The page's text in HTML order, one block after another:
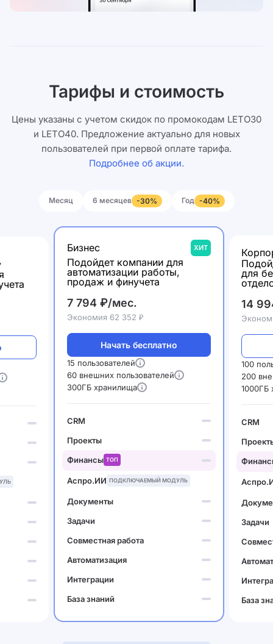
Тарифы и стоимость
Цены указаны с учетом скидок по промокодам LETO30
и LETO40. Предложение актуально для новых
пользователей при первой оплате тарифа.
Подробнее об акции.
Месяц 6 месяцев -30% Год -40%
Бизнес ХИТ
Подойдет компании для
автоматизации работы,
продаж и финучета
7 794 ₽/мес.
Экономия 62 352 ₽
Начать бесплатно
15 пользователей
60 внешних пользователей
300ГБ хранилища
CRM
Проекты
Финансы ТОП
Аспро.ИИ ПОДКЛЮЧАЕМЫЙ МОДУЛЬ
Документы
Задачи
Совместная работа
Автоматизация
Интеграции
База знаний
для
14
100
200
1000ГБ
CRM
Задачи
База